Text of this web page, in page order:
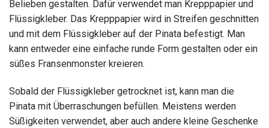
Belieben gestalten. Dafür verwendet man Krepppapier und
Flüssigkleber. Das Krepppapier wird in Streifen geschnitten
und mit dem Flüssigkleber auf der Pinata befestigt. Man
kann entweder eine einfache runde Form gestalten oder ein
süßes Fransenmonster kreieren.
Sobald der Flüssigkleber getrocknet ist, kann man die
Pinata mit Überraschungen befüllen. Meistens werden
Süßigkeiten verwendet, aber auch andere kleine Geschenke